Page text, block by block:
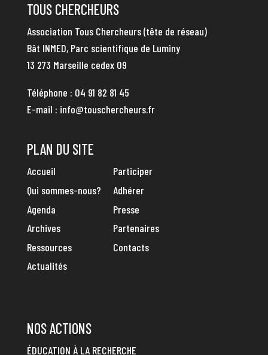
TOUS CHERCHEURS
Association Tous Chercheurs (tête de réseau)
Bât INMED, Parc scientifique de Luminy
13 273 Marseille cedex 09
Téléphone : 04 91 82 81 45
E-mail : info@touschercheurs.fr
PLAN DU SITE
Accueil
Qui sommes-nous?
Agenda
Archives
Ressources
Actualités
Participer
Adhérer
Presse
Partenaires
Contacts
NOS ACTIONS
ÉDUCATION À LA RECHERCHE